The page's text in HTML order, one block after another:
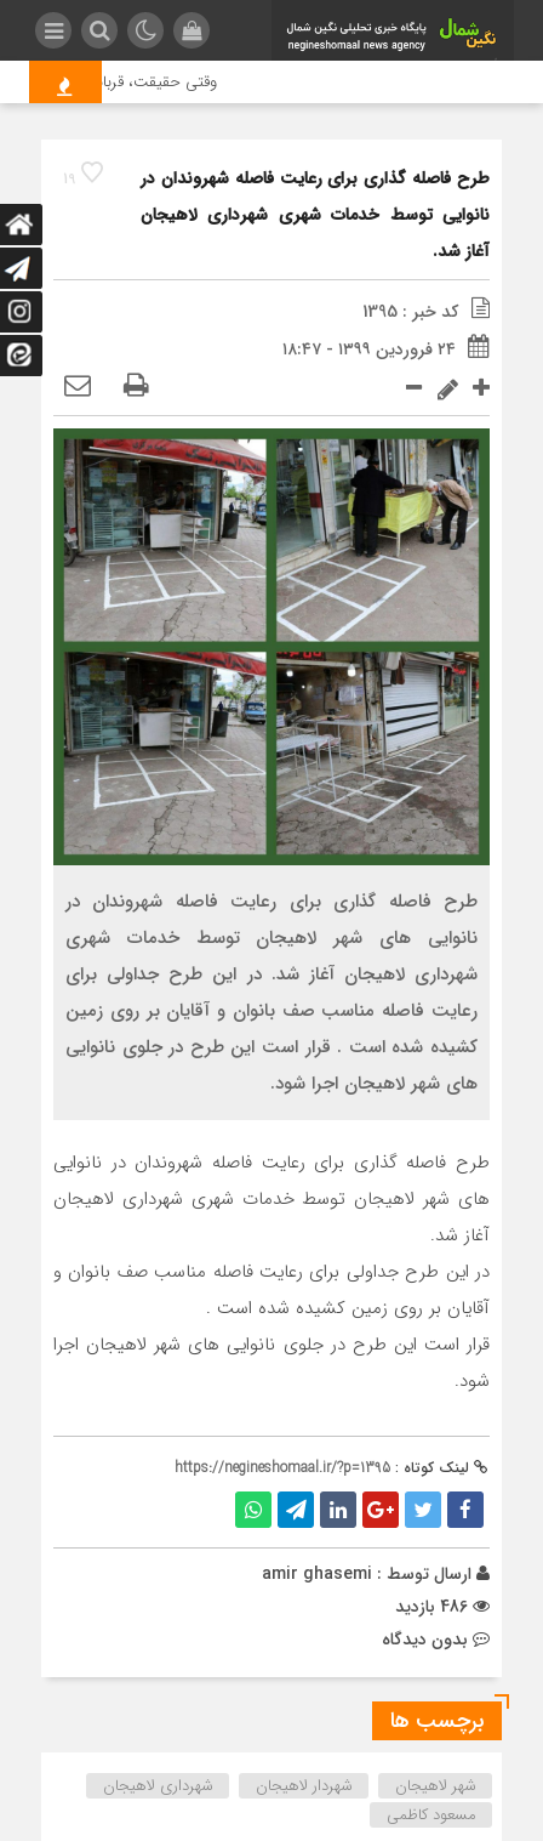
وقتی حقیقت، قربانی بازدید
19
طرح فاصله گذاری برای رعایت فاصله شهروندان در
نانوایی توسط خدمات شهری شهرداری لاهیجان
آغاز شد.
کد خبر : 1395
۲۴ فروردین ۱۳۹۹ - ۱۸:۴۷
طرح فاصله گذاری برای رعایت فاصله شهروندان در
نانوایی های شهر لاهیجان توسط خدمات شهری
شهرداری لاهیجان آغاز شد. در این طرح جداولی برای
رعایت فاصله مناسب صف بانوان و آقایان بر روی زمین
کشیده شده است . قرار است این طرح در جلوی نانوایی
های شهر لاهیجان اجرا شود.
طرح فاصله گذاری برای رعایت فاصله شهروندان در نانوایی
های شهر لاهیجان توسط خدمات شهری شهرداری لاهیجان
آغاز شد.
در این طرح جداولی برای رعایت فاصله مناسب صف بانوان و
آقایان بر روی زمین کشیده شده است .
قرار است این طرح در جلوی نانوایی های شهر لاهیجان اجرا
شود.
لینک کوتاه : https://negineshomaal.ir/?p=1395
ارسال توسط : amir ghasemi
بدون دیدگاه
برچسب ها
شهر لاهیجان شهردار لاهیجان
شهرداری لاهیجان
مسعود کاظمی